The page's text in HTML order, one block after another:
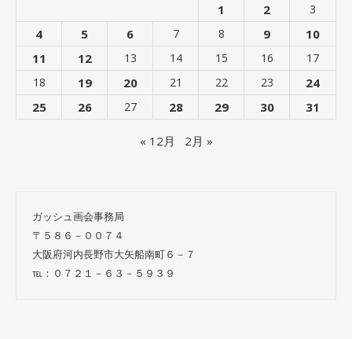
1 2 3
4 5 6 7 8 9
10
11
12 13 14 15 16
17
18
19 20 21 22 23
24
25
26 27 28 29 30 31
« 12月 2月 »
ガッシュ画会事務局
〒５８６－００７４
大阪府河内長野市大矢船南町６－７
℡：０７２１－６３－５９３９